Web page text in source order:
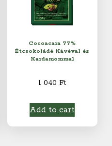
Cocoacara 77%
Étcsokoládé Kávéval és
Kardamommal
1 040 Ft
Add to cart